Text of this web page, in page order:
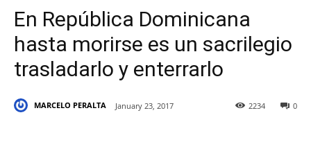
En República Dominicana
hasta morirse es un sacrilegio
trasladarlo y enterrarlo
MARCELO PERALTA January 23, 2017 0
2234